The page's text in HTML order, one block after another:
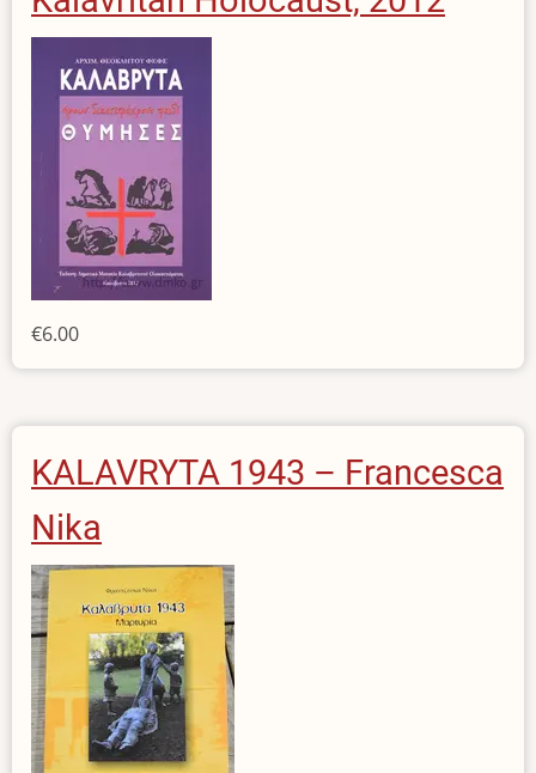
€6.00
KALAVRYTA 1943 – Francesca
Nika